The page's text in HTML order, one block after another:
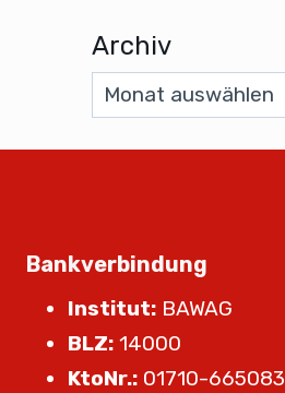
Archiv
Bankverbindung
Institut: BAWAG
BLZ: 14000
KtoNr.: 01710-665083